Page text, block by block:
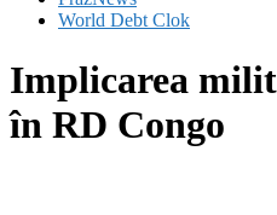
World Debt Clok
Implicarea
în RD Congo